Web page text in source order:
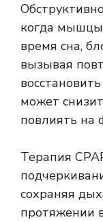
когда мышцы
время сна,
вызывая
может
повлиять на
Терапия
сохраняя
протяжении